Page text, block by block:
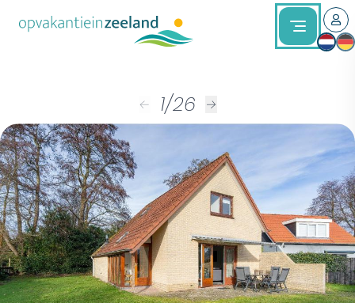
← 1/26 →